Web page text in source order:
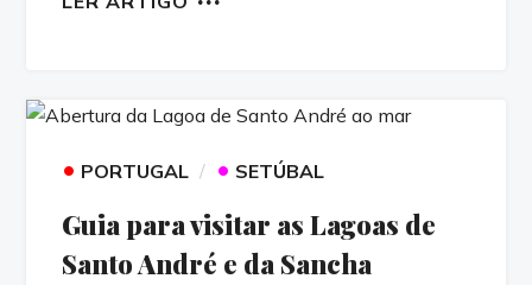
• PORTUGAL • SETÚBAL
Guia para visitar as Lagoas de
Santo André e da Sancha